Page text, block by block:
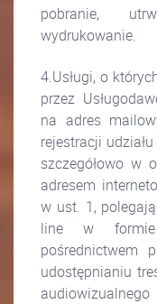
pobranie,
wydrukowanie.
4.Usługi, o
przez
na adres
rejestracji
szczegółowo w
adresem
w ust. 1,
line w
pośrednictwem
udostępnianiu